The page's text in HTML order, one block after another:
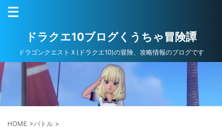
ドラクエ10ブログくうちゃ冒険譚
ドラゴンクエストＸ(ドラクエ10)の冒険、攻略情報のブログです
HOME >バトル >